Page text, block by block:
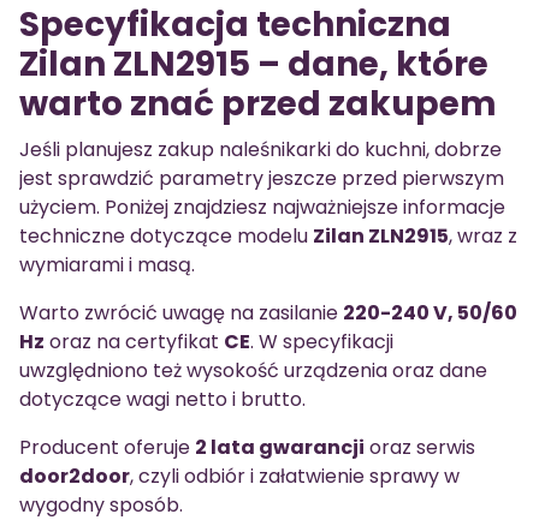
Specyfikacja techniczna
Zilan ZLN2915 – dane, które
warto znać przed zakupem
Jeśli planujesz zakup naleśnikarki do kuchni, dobrze
jest sprawdzić parametry jeszcze przed pierwszym
użyciem. Poniżej znajdziesz najważniejsze informacje
techniczne dotyczące modelu Zilan ZLN2915, wraz z
wymiarami i masą.
Warto zwrócić uwagę na zasilanie 220-240 V, 50/60
Hz oraz na certyfikat CE. W specyfikacji
uwzględniono też wysokość urządzenia oraz dane
dotyczące wagi netto i brutto.
Producent oferuje 2 lata gwarancji oraz serwis
door2door, czyli odbiór i załatwienie sprawy w
wygodny sposób.